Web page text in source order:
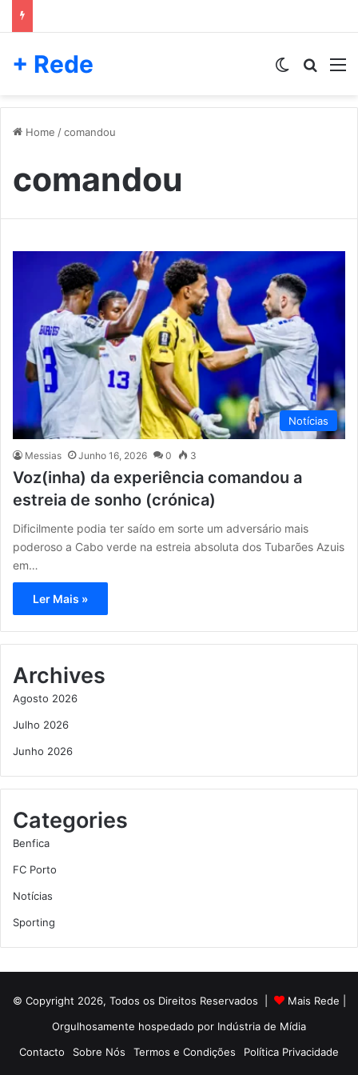
+ Rede Switch skin
Home /comandou
comandou
Notícias
Messias Junho 16, 2026 0 3
Voz(inha) da experiência comandou a
estreia de sonho (crónica)
Dificilmente podia ter saído em sorte um adversário mais
poderoso a Cabo verde na estreia absoluta dos Tubarões Azuis
em…
Ler Mais »
Archives
Agosto 2026
Julho 2026
Junho 2026
Categories
Benfica
FC Porto
Notícias
Sporting
© Copyright 2026, Todos os Direitos Reservados | Mais Rede
Orgulhosamente hospedado por Indústria de Mídia
Contacto
Sobre Nós Termos e Condições Política Privacidade